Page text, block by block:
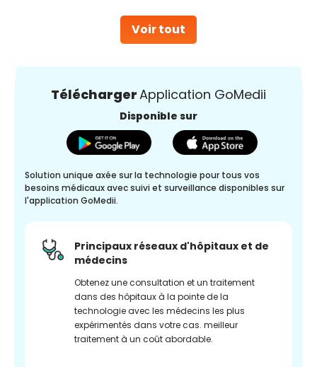
Voir tout
TéléchargerApplication GoMedii
Disponible sur
Solution unique axée sur la technologie pour tous vos
besoins médicaux avec suivi et surveillance disponibles sur
l'application GoMedii.
Principaux réseaux d'hôpitaux et de
médecins
Obtenez une consultation et un traitement
dans des hôpitaux à la pointe de la
technologie avec les médecins les plus
expérimentés dans votre cas. meilleur
traitement à un coût abordable.